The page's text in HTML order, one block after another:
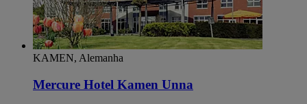
KAMEN, Alemanha
Mercure Hotel Kamen Unna